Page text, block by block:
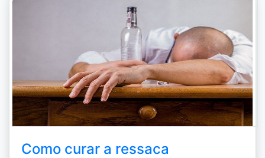
Como curar a ressaca